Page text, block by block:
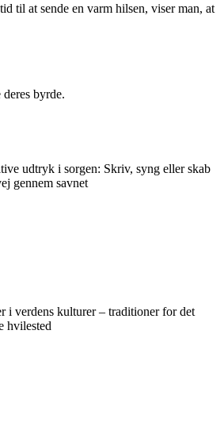
til at sende en varm hilsen, viser man, at
byrde.
udtryk i sorgen: Skriv, syng eller skab
gennem savnet
i verdens kulturer – traditioner for det
hvilested